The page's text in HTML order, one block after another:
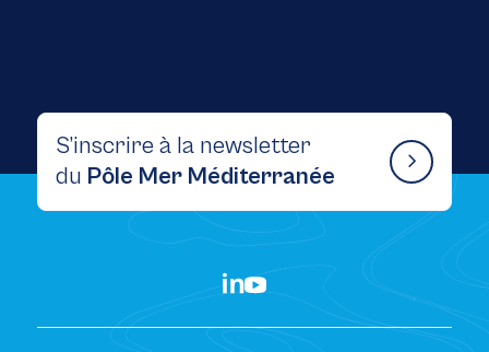
S’inscrire à la newsletter
du Pôle Mer Méditerranée